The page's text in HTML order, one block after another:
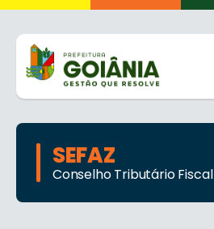
SEFAZ
Conselho Tributário Fiscal